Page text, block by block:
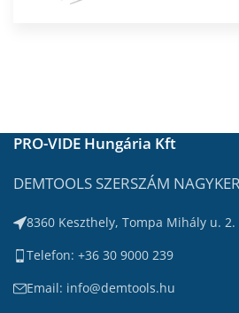
PRO-VIDE Hungária Kft
DEMTOOLS SZERSZÁM
8360 Keszthely, Tompa Mihály u. 2.
Telefon: +36 30 9000 239
Email: info@demtools.hu